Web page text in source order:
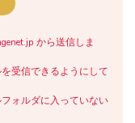
から送信しま
受信できるようにして
ォルダに入っていない